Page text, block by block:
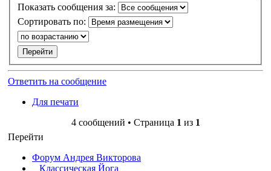
Показать сообщения за:
Сортировать по:
Ответить на сообщение
Для печати
4 сообщений • Страница 1 из 1
Перейти
Форум Андрея Викторова
Классическая Йога